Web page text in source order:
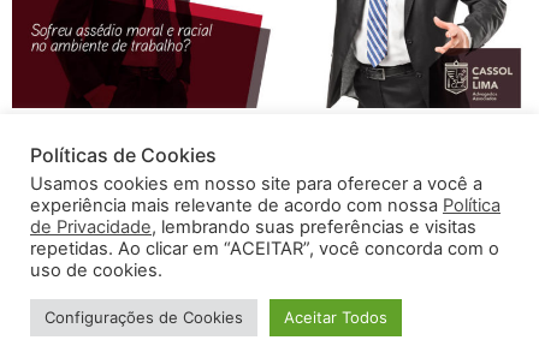
ofensa moral ou racial – que consiste na exposição dos
trabalhadores a situações vexatórias, constrangedoras
e humilhantes, praticadas por uma ou mais pessoas
pode gerar indenização. Quando você é xingado ou lhe
é falado alguma coisa que te ofende – “você está
gordo”, “você está mal […]
Políticas de Cookies
Usamos cookies em nosso site para oferecer a você a
experiência mais relevante de acordo com nossa Política
de Privacidade, lembrando suas preferências e visitas
repetidas. Ao clicar em “ACEITAR”, você concorda com o
uso de cookies.
Configurações de Cookies Aceitar Todos